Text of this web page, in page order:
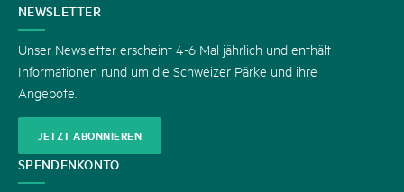
KONTAKT
NEWSLETTER
Unser Newsletter erscheint 4-6 Mal jährlich und enthält
Informationen rund um die Schweizer Pärke und ihre
Angebote.
JETZT ABONNIEREN
SPENDENKONTO